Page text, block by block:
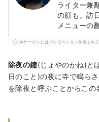
ライター兼
の顔も。訪
メニューの
ホテル情報
た。旅行と
本サービスにはプロモーションが含まれ
除夜の鐘(じょやのかね)と
日のこと)の夜に寺で鳴ら
を除夜と呼ぶことからこの